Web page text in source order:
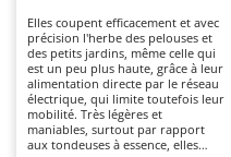
Butteurs pour tracteur
C
Chargeurs de
Charrues pour tracteur
Ausonia
Awelco
B
Baesso
Bahco
l'huile moteur dans les modèles à
4 temps.
Elles coupent efficacement et avec
précision l'herbe des pelouses et
des petits jardins, même celle qui
est un peu plus haute, grâce à leur
alimentation directe par le réseau
électrique, qui limite toutefois leur
mobilité. Très légères et
maniables, surtout par rapport
aux tondeuses à essence, elles